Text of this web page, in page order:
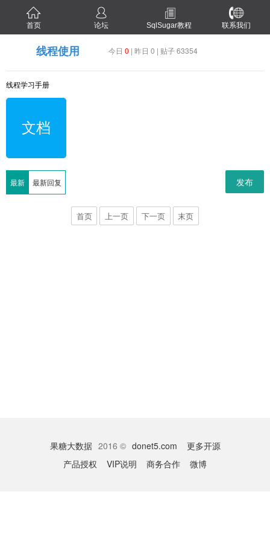
首页 论坛 SqlSugar教程 联系我们
线程使用 今日 0 | 昨日 0 | 贴子 63354
线程学习手册
文档
最新 最新回复 发布
首页 上一页 下一页 末页
果糖大数据 2016 © donet5.com
更多开源
产品授权
VIP说明 商务合作 微博